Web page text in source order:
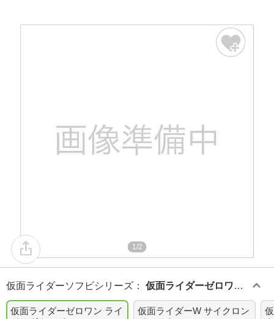
1/2
仮面ライダーソフビシリーズ ： 仮面ライダーゼロワン
ライジングホッパー
仮面ライダーゼロワン ライ
仮面ライダーW サイクロン